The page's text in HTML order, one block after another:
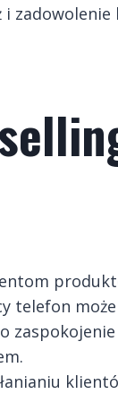
i
telefon